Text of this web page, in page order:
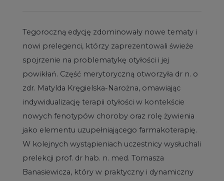
Tegoroczną edycję zdominowały nowe tematy i
nowi prelegenci, którzy zaprezentowali świeże
spojrzenie na problematykę otyłości i jej
powikłań. Część merytoryczną otworzyła dr n. o
zdr. Matylda Kręgielska-Narożna, omawiając
indywidualizację terapii otyłości w kontekście
nowych fenotypów choroby oraz rolę żywienia
jako elementu uzupełniającego farmakoterapię.
W kolejnych wystąpieniach uczestnicy wysłuchali
prelekcji prof. dr hab. n. med. Tomasza
Banasiewicza, który w praktyczny i dynamiczny